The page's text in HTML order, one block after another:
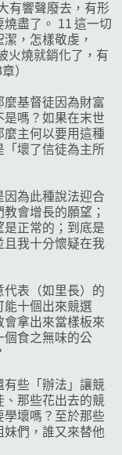
有響聲廢去，有形
盡了。 11 這一切
，怎樣敬虔，
火燒就銷化了，有
）
基督徒因為財富
嗎？如果在末世
主何以要用這種
「壞了信徒為主所
為此種說法迎合
會增長的願望；
是正常的；到底是
且我十分懷疑在我
代表（如里長）的
能十個出來競選
會拿出來當樣板來
個食之無味的公
有些「辦法」讓競
那些花出去的競
壞嗎？至於那些
們，誰又來替他